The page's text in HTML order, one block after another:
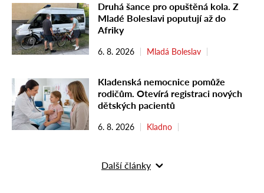
Druhá šance pro opuštěná kola. Z
Mladé Boleslavi poputují až do
Afriky
6. 8. 2026 Mladá Boleslav
Kladenská nemocnice pomůže
rodičům. Otevírá registraci nových
dětských pacientů
6. 8. 2026 Kladno
Další články